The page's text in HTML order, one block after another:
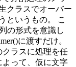
クラスでオーバー
というもの。 こ
の形式を意識し
に渡すだけ。
ラスに処理を任
よって、仮に文字